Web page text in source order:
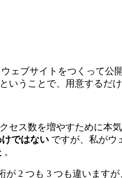
ェブサイトをつくって公
うことで、用意するだ
セス数を増やすために
ではない ですが、私がウ
。
2 つも 3 つも違いま